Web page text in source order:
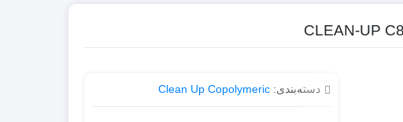
دسته‌بندی: Clean Up Copolymeric